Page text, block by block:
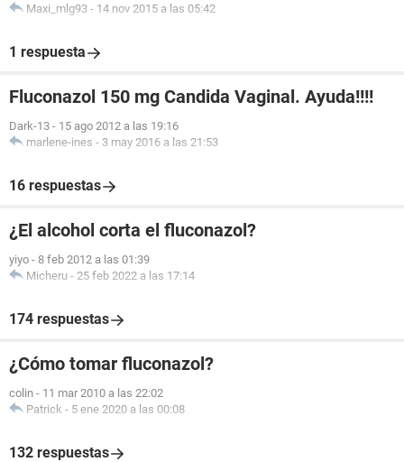
Maxi_mlg93 - 14 nov 2015 a las 05:42
1 respuesta
Fluconazol 150 mg Candida Vaginal. Ayuda!!!!
Dark-13 - 15 ago 2012 a las 19:16
marlene-ines - 3 may 2016 a las 21:53
16 respuestas
¿El alcohol corta el fluconazol?
yiyo - 8 feb 2012 a las 01:39
Micheru - 25 feb 2022 a las 17:14
174 respuestas
¿Cómo tomar fluconazol?
colin - 11 mar 2010 a las 22:02
Patrick - 5 ene 2020 a las 00:08
132 respuestas